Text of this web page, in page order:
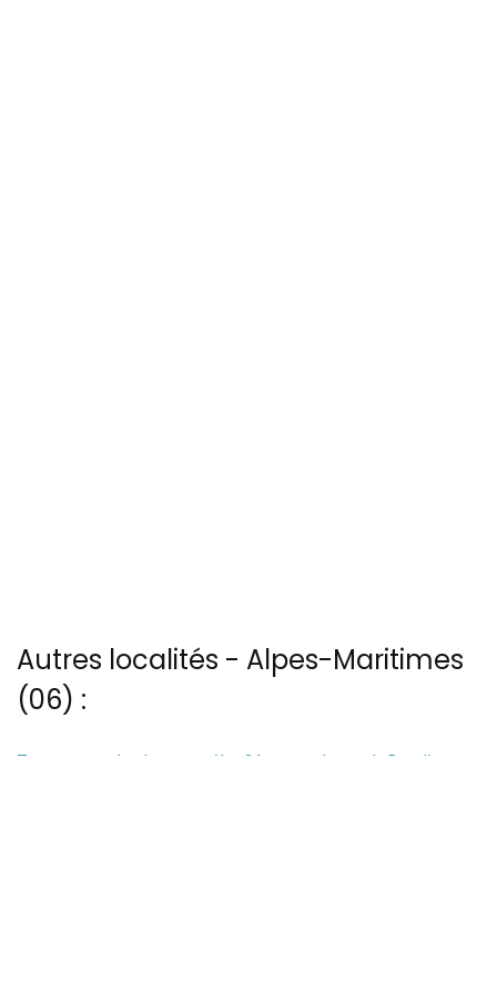
Autres localités - Alpes-Maritimes
(06) :
Trouvez votre bonheur parmi les 24 autres photos de Beaulieu-